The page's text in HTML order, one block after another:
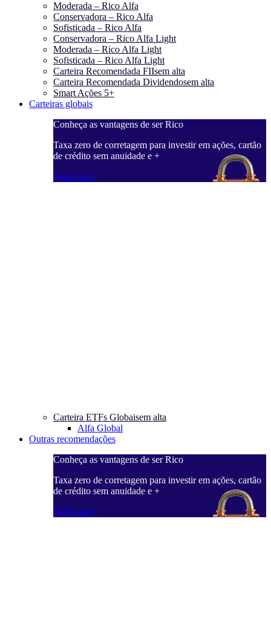
Moderada – Rico Alfa
Conservadora – Rico Alfa
Sofisticada – Rico Alfa
Conservadora – Rico Alfa Light
Moderada – Rico Alfa Light
Sofisticada – Rico Alfa Light
Carteira Recomendada FIIsem alta
Carteira Recomendada Dividendosem alta
Smart Ações 5+
Carteiras globais
Conheça as vantagens de ser Rico
Taxa zero de corretagem para investir em ações, cartão
de crédito sem anuidade e +
Saiba mais
Carteira ETFs Globaisem alta
Alfa Global
Outras recomendações
Conheça as vantagens de ser Rico
Taxa zero de corretagem para investir em ações, cartão
de crédito sem anuidade e +
Saiba mais